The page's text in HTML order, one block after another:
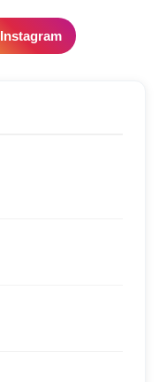
Instagram